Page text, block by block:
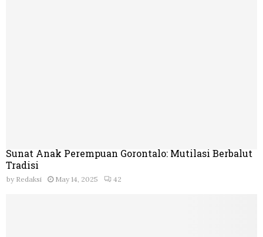
Sunat Anak Perempuan Gorontalo: Mutilasi Berbalut
Tradisi
by Redaksi May 14, 2025 42